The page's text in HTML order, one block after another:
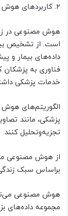
2. کاربردهای هوش مصنوعی در مراقبت‌های بهداشتی
هوش مصنوعی در
است. از تشخیص
داده‌های بیمار و
فناوری به
خدمات پزشکی
الگوریتم‌های هوش
پزشکی، مانند
تجزیه‌و‌تحلیل کنند.
از هوش مصنوعی
براساس سبک
هوش مصنوعی
مجموعه داده‌های